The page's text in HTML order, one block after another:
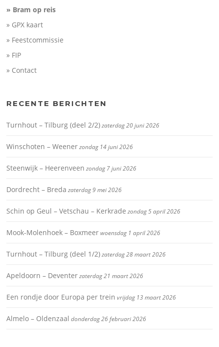
» Bram op reis
» GPX kaart
» Feestcommissie
» FIP
» Contact
RECENTE BERICHTEN
Turnhout – Tilburg (deel 2/2)zaterdag 20 juni 2026
Winschoten – Weenerzondag 14 juni 2026
Steenwijk – Heerenveen zondag 7 juni 2026
Dordrecht – Breda zaterdag 9 mei 2026
Schin op Geul – Vetschau – Kerkrade zondag 5 april 2026
Mook-Molenhoek – Boxmeerwoensdag 1 april 2026
Turnhout – Tilburg (deel 1/2)zaterdag 28 maart 2026
Apeldoorn – Deventerzaterdag 21 maart 2026
Een rondje door Europa per trein vrijdag 13 maart 2026
Almelo – Oldenzaal donderdag 26 februari 2026